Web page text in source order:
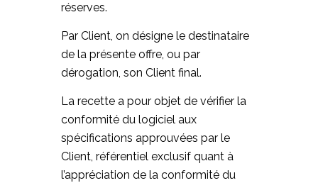
réserves.
Par Client, on désigne le destinataire
de la présente offre, ou par
dérogation, son Client final.
La recette a pour objet de vérifier la
conformité du logiciel aux
spécifications approuvées par le
Client, référentiel exclusif quant à
l’appréciation de la conformité du